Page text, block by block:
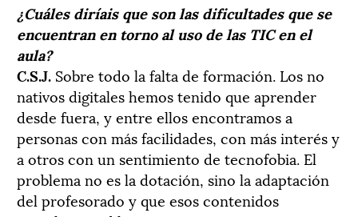
¿Cuáles diríais que son las dificultades que se
encuentran en torno al uso de las TIC en el
aula?
C.S.J. Sobre todo la falta de formación. Los no
nativos digitales hemos tenido que aprender
desde fuera, y entre ellos encontramos a
personas con más facilidades, con más interés y
a otros con un sentimiento de tecnofobia. El
problema no es la dotación, sino la adaptación
del profesorado y que esos contenidos